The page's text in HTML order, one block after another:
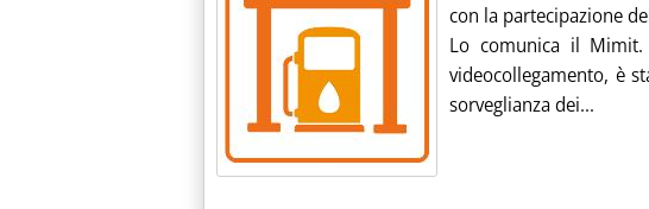
con la partecipazione
Lo comunica il
videocollegamento, è
sorveglianza dei...